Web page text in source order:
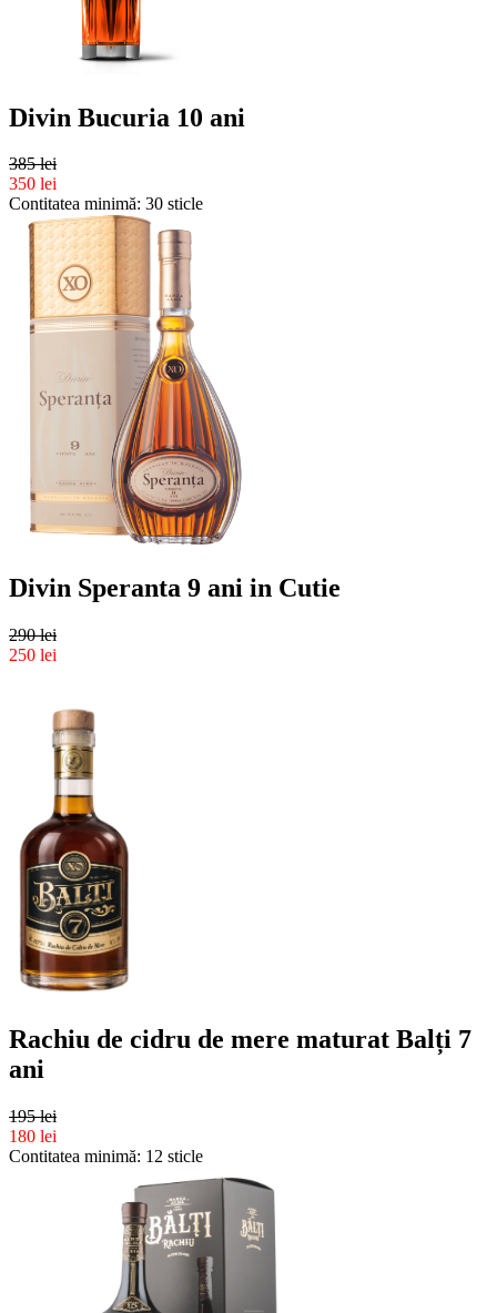
Divin Bucuria 10 ani
385 lei
350 lei
Contitatea minimă: 30 sticle
Divin Speranta 9 ani in Cutie
290 lei
250 lei
Rachiu de cidru de mere maturat Balți 7
ani
195 lei
180 lei
Contitatea minimă: 12 sticle